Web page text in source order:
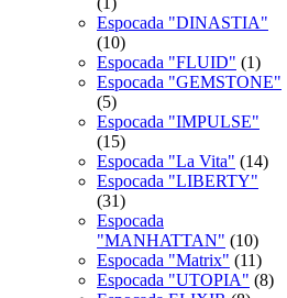
Espocada "DINASTIA"
(10)
Espocada "FLUID" (1)
Espocada "GEMSTONE"
(5)
Espocada "IMPULSE"
(15)
Espocada "La Vita" (14)
Espocada "LIBERTY"
(31)
Espocada
"MANHATTAN" (10)
Espocada "Matrix" (11)
Espocada "UTOPIA" (8)